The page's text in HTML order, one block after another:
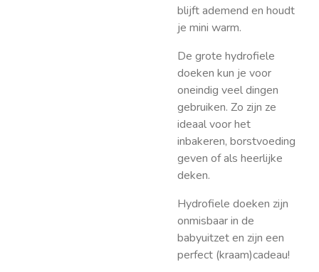
blijft ademend en houdt
je mini warm.
De grote hydrofiele
doeken kun je voor
oneindig veel dingen
gebruiken. Zo zijn ze
ideaal voor het
inbakeren, borstvoeding
geven of als heerlijke
deken.
Hydrofiele doeken zijn
onmisbaar in de
babyuitzet en zijn een
perfect (kraam)cadeau!